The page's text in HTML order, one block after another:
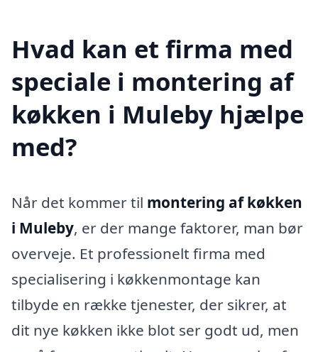
Hvad kan et firma med
speciale i montering af
køkken i Muleby hjælpe
med?
Når det kommer til montering af køkken
i Muleby, er der mange faktorer, man bør
overveje. Et professionelt firma med
specialisering i køkkenmontage kan
tilbyde en række tjenester, der sikrer, at
dit nye køkken ikke blot ser godt ud, men